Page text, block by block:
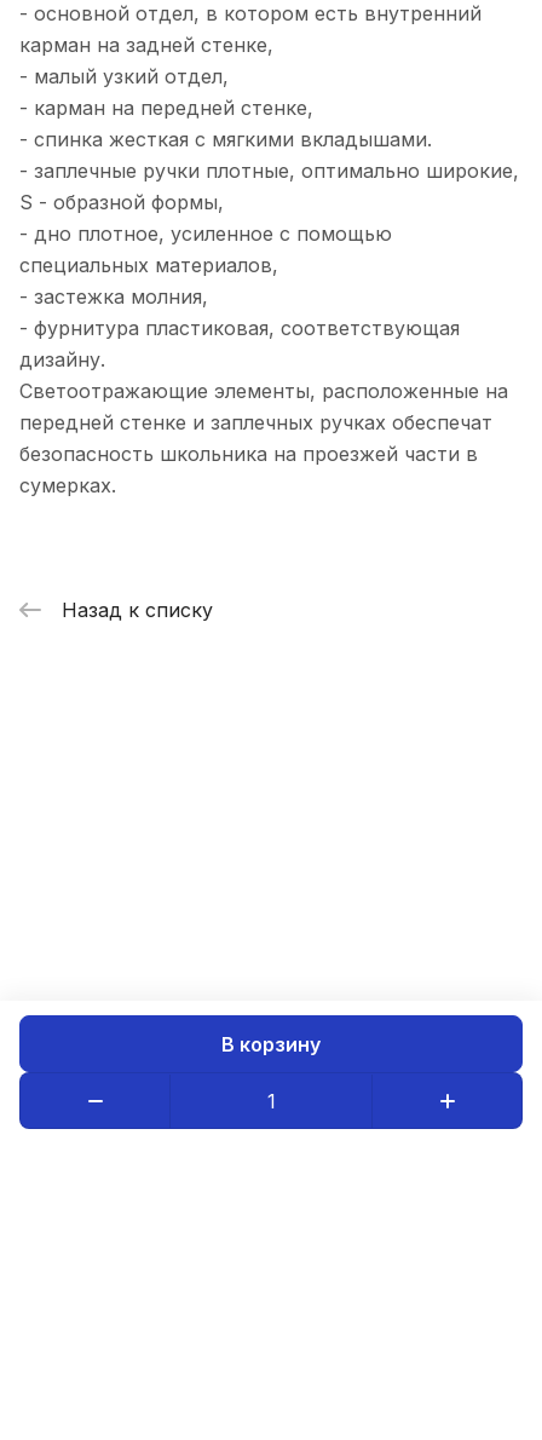
В корзину
- основной отдел, в котором есть внутренний
карман на задней стенке,
- малый узкий отдел,
- карман на передней стенке,
- спинка жесткая с мягкими вкладышами.
- заплечные ручки плотные, оптимально широкие,
S - образной формы,
- дно плотное, усиленное с помощью
специальных материалов,
- застежка молния,
- фурнитура пластиковая, соответствующая
дизайну.
Светоотражающие элементы, расположенные на
передней стенке и заплечных ручках обеспечат
безопасность школьника на проезжей части в
сумерках.
Назад к списку